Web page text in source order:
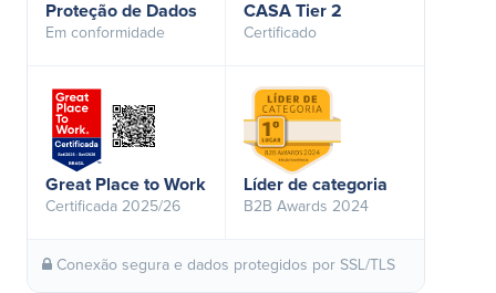
Proteção de Dados
Em conformidade
CASA Tier 2
Certificado
Great Place to Work
Certificada 2025/26
Líder de categoria
B2B Awards 2024
Conexão segura e dados protegidos por SSL/TLS